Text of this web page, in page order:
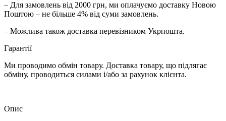
– Для замовлень від 2000 грн, ми оплачуємо доставку Новою
Поштою – не більше 4% від суми замовлень.
– Можлива також доставка перевізником Укрпошта.
Гарантії
Ми проводимо обмін товару. Доставка товару, що підлягає
обміну, проводиться силами і/або за рахунок клієнта.
Опис